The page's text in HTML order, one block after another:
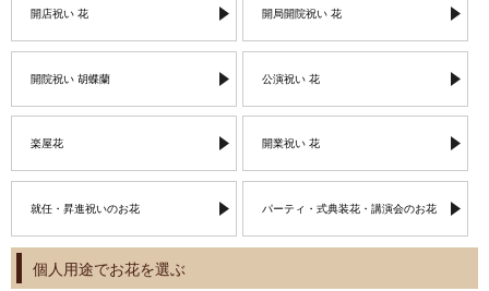
開店祝い 花 開局開院祝い 花
開院祝い 胡蝶蘭 公演祝い 花
楽屋花 開業祝い 花
就任・昇進祝いのお花 パーティ・式典装花・講演会のお花
個人用途でお花を選ぶ